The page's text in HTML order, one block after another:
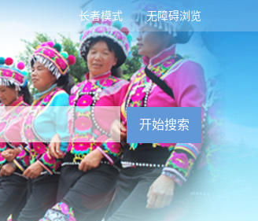
无障碍浏览
长者模式